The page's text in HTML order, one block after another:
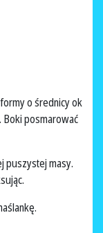
o średnicy ok
Boki posmarować
puszystej masy.